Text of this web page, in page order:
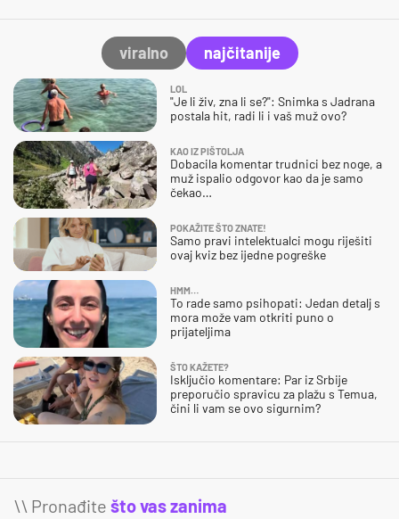
viralno najčitanije
LOL
"Je li živ, zna li se?": Snimka s Jadrana
postala hit, radi li i vaš muž ovo?
KAO IZ PIŠTOLJA
Dobacila komentar trudnici bez noge, a
muž ispalio odgovor kao da je samo
čekao…
POKAŽITE ŠTO ZNATE!
Samo pravi intelektualci mogu riješiti
ovaj kviz bez ijedne pogreške
HMM…
To rade samo psihopati: Jedan detalj s
mora može vam otkriti puno o
prijateljima
ŠTO KAŽETE?
Isključio komentare: Par iz Srbije
preporučio spravicu za plažu s Temua,
čini li vam se ovo sigurnim?
\\ Pronađite što vas zanima